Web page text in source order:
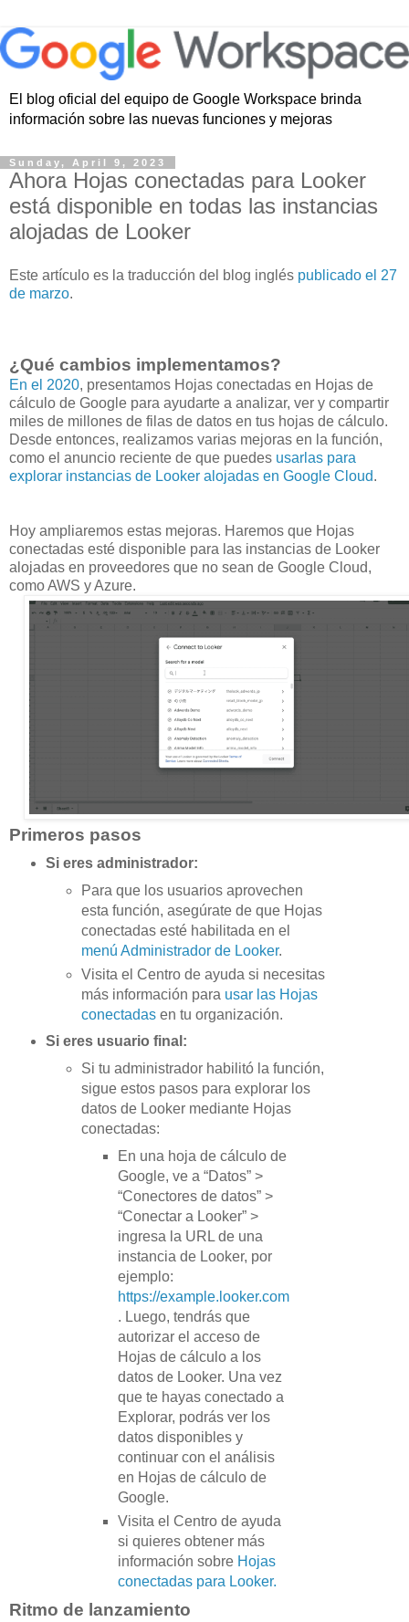
El blog oficial del equipo de Google Workspace brinda
información sobre las nuevas funciones y mejoras
Sunday, April 9, 2023
Ahora Hojas conectadas para Looker
está disponible en todas las instancias
alojadas de Looker
Este artículo es la traducción del blog inglés publicado el 27
de marzo.
¿Qué cambios implementamos?
En el 2020, presentamos Hojas conectadas en Hojas de
cálculo de Google para ayudarte a analizar, ver y compartir
miles de millones de filas de datos en tus hojas de cálculo.
Desde entonces, realizamos varias mejoras en la función,
como el anuncio reciente de que puedes usarlas para
explorar instancias de Looker alojadas en Google Cloud.
Hoy ampliaremos estas mejoras. Haremos que Hojas
conectadas esté disponible para las instancias de Looker
alojadas en proveedores que no sean de Google Cloud,
como AWS y Azure.
Primeros pasos
Si eres administrador:
Para que los usuarios aprovechen
esta función, asegúrate de que Hojas
conectadas esté habilitada en el
menú Administrador de Looker.
Visita el Centro de ayuda si necesitas
más información para usar las Hojas
conectadas en tu organización.
Si eres usuario final:
Si tu administrador habilitó la función,
sigue estos pasos para explorar los
datos de Looker mediante Hojas
conectadas:
En una hoja de cálculo de
Google, ve a “Datos” >
“Conectores de datos” >
“Conectar a Looker” >
ingresa la URL de una
instancia de Looker, por
ejemplo:
https://example.looker.com
. Luego, tendrás que
autorizar el acceso de
Hojas de cálculo a los
datos de Looker. Una vez
que te hayas conectado a
Explorar, podrás ver los
datos disponibles y
continuar con el análisis
en Hojas de cálculo de
Google.
Visita el Centro de ayuda
si quieres obtener más
información sobre Hojas
conectadas para Looker.
Ritmo de lanzamiento